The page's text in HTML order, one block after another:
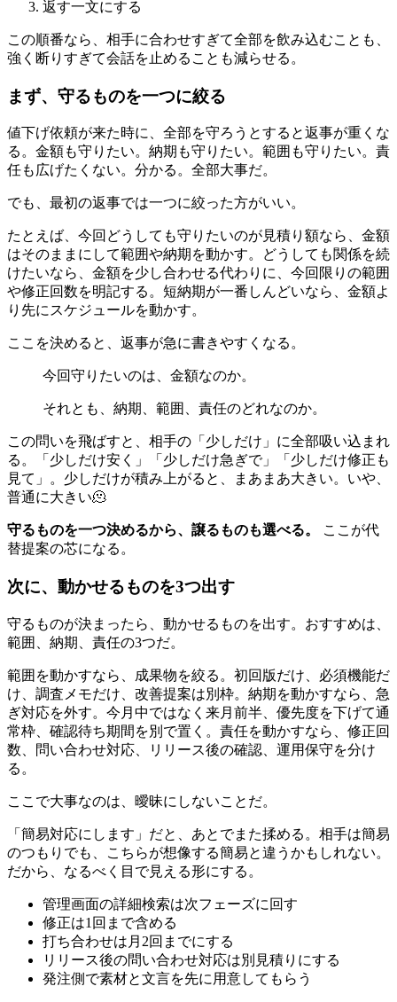
返す一文にする
この順番なら、相手に合わせすぎて全部を飲み込むことも、
強く断りすぎて会話を止めることも減らせる。
まず、守るものを一つに絞る
値下げ依頼が来た時に、全部を守ろうとすると返事が重くな
る。金額も守りたい。納期も守りたい。範囲も守りたい。責
任も広げたくない。分かる。全部大事だ。
でも、最初の返事では一つに絞った方がいい。
たとえば、今回どうしても守りたいのが見積り額なら、金額
はそのままにして範囲や納期を動かす。どうしても関係を続
けたいなら、金額を少し合わせる代わりに、今回限りの範囲
や修正回数を明記する。短納期が一番しんどいなら、金額よ
り先にスケジュールを動かす。
ここを決めると、返事が急に書きやすくなる。
今回守りたいのは、金額なのか。
それとも、納期、範囲、責任のどれなのか。
この問いを飛ばすと、相手の「少しだけ」に全部吸い込まれ
る。「少しだけ安く」「少しだけ急ぎで」「少しだけ修正も
見て」。少しだけが積み上がると、まあまあ大きい。いや、
普通に大きい🫠
守るものを一つ決めるから、譲るものも選べる。
ここが代
替提案の芯になる。
次に、動かせるものを3つ出す
守るものが決まったら、動かせるものを出す。おすすめは、
範囲、納期、責任の3つだ。
範囲を動かすなら、成果物を絞る。初回版だけ、必須機能だ
け、調査メモだけ、改善提案は別枠。納期を動かすなら、急
ぎ対応を外す。今月中ではなく来月前半、優先度を下げて通
常枠、確認待ち期間を別で置く。責任を動かすなら、修正回
数、問い合わせ対応、リリース後の確認、運用保守を分け
る。
ここで大事なのは、曖昧にしないことだ。
「簡易対応にします」だと、あとでまた揉める。相手は簡易
のつもりでも、こちらが想像する簡易と違うかもしれない。
だから、なるべく目で見える形にする。
管理画面の詳細検索は次フェーズに回す
修正は1回まで含める
打ち合わせは月2回までにする
リリース後の問い合わせ対応は別見積りにする
発注側で素材と文言を先に用意してもらう